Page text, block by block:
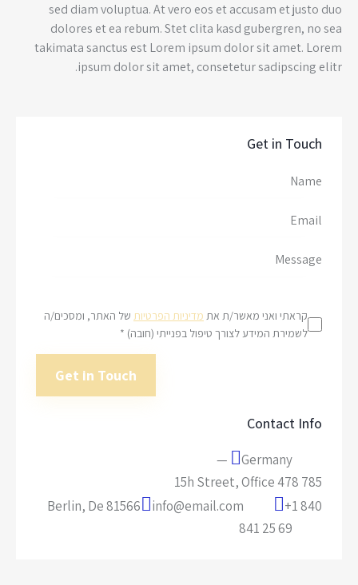
sed diam voluptua. At vero eos et accusam et justo duo
dolores et ea rebum. Stet clita kasd gubergren, no sea
takimata sanctus est Lorem ipsum dolor sit amet. Lorem
ipsum dolor sit amet, consetetur sadipscing elitr.
Get in Touch
קראתי ואני מאשר/ת את מדיניות הפרטיות של האתר, ומסכים/ה
לשמירת המידע לצורך טיפול בפנייתי (חובה) *
Contact Info
Germany —
785 15h Street, Office 478
Berlin, De 81566
info@email.com
+1 840
841 25 69